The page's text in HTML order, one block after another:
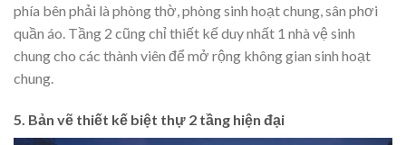
phía bên phải là phòng thờ, phòng sinh hoạt chung, sân phơi
quần áo. Tầng 2 cũng chỉ thiết kế duy nhất 1 nhà vệ sinh
chung cho các thành viên để mở rộng không gian sinh hoạt
chung.
5. Bản vẽ thiết kế biệt thự 2 tầng hiện đại